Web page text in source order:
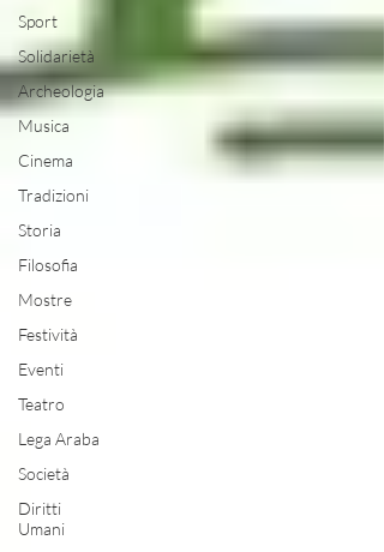
Sport
Solidarietà
Archeologia
Musica
Cinema
Tradizioni
Storia
Filosofia
Mostre
Festività
Eventi
Teatro
Lega Araba
Società
Diritti
Umani